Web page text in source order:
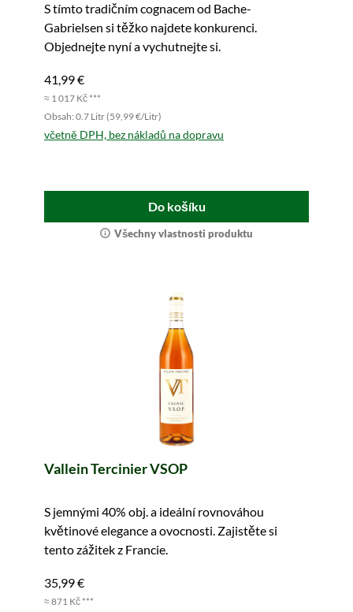
S tímto tradičním cognacem od Bache-
Gabrielsen si těžko najdete konkurenci.
Objednejte nyní a vychutnejte si.
41,99 €
≈ 1 017 Kč ***
Obsah: 0.7 Litr (59,99 €/Litr)
včetně DPH, bez nákladů na dopravu
Do košíku
Všechny vlastnosti produktu
Vallein Tercinier VSOP
S jemnými 40% obj. a ideální rovnováhou
květinové elegance a ovocnosti. Zajistěte si
tento zážitek z Francie.
35,99 €
≈ 871 Kč ***